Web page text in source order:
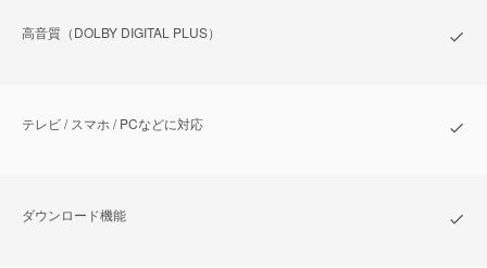
⾼⾳質（DOLBY DIGITAL PLUS）
テレビ / スマホ / PCなどに対応
ダウンロード機能